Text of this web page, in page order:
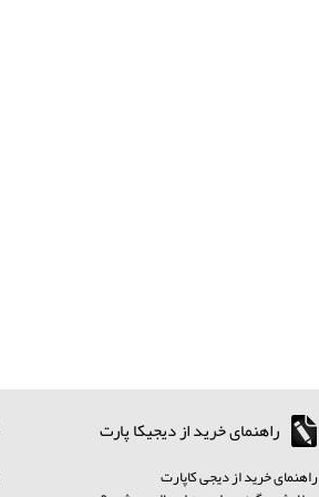
راهنمای خرید از دیجیکا پارت
راهنمای خرید از دیجی کاپارت